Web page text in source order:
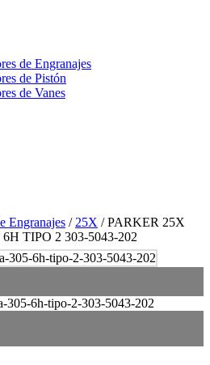
de Engranajes
de Pistón
de Vanes
Engranajes / 25X / PARKER 25X
TIPO 2 303-5043-202